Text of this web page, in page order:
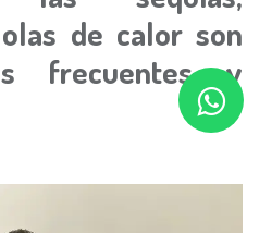
de calor son
frecuentes y